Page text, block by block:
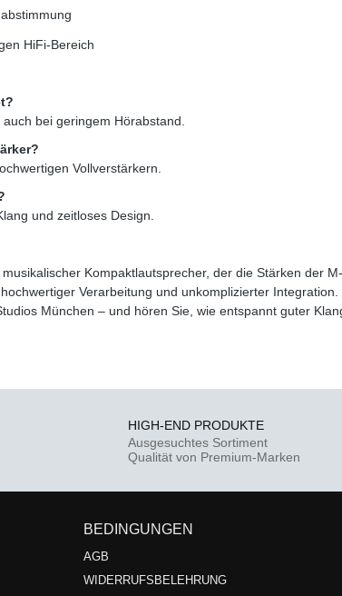
HiFi-Bereich
bei geringem Hörabstand.
Vollverstärkern.
und zeitloses Design.
Kompaktlautsprecher, der die Stärken der
Verarbeitung und unkomplizierter Integration.
München – und hören Sie, wie entspannt guter
HIGH-END PRODUKTE
Ausgesuchtes Sortiment
Qualität von Premium-Marken
BEDINGUNGEN
AGB
WIDERRUFSBELEHRUNG